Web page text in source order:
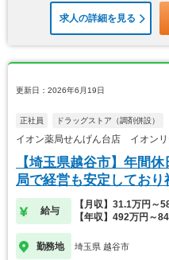
求人の詳細を見る
更新日：2026年6月19日
正社員 ドラッグストア（調剤併設）
イオン薬局せんげん台店 イオン
【埼玉県越谷市】年間
局で経営も安定しており
給与
【月収】31.1万円～
【年収】492万円～
勤務地 埼玉県 越谷市